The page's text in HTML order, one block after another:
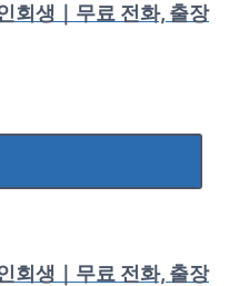
회생｜무료 전화, 출장
회생｜무료 전화, 출장